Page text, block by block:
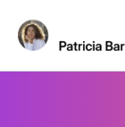
contenido